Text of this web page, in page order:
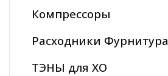
Компрессоры
Расходники Фурнитура
ТЭНЫ для ХО